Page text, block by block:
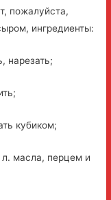
пожалуйста,
ингредиенты:
нарезать;
кубиком;
л. масла, перцем и